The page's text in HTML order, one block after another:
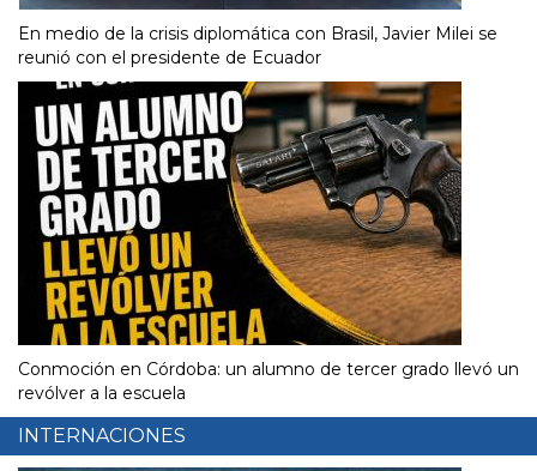
En medio de la crisis diplomática con Brasil, Javier Milei se
reunió con el presidente de Ecuador
Conmoción en Córdoba: un alumno de tercer grado llevó un
revólver a la escuela
INTERNACIONES